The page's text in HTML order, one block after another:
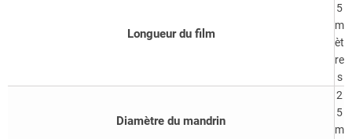
Longueur du film
5
m
èt
re
s
Diamètre du mandrin
2
5
m